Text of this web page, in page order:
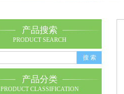
产品搜索
PRODUCT SEARCH
产品分类
PRODUCT CLASSIFICATION